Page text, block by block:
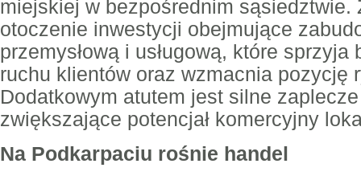
miejskiej w bezpośrednim sąsiedztwie.
otoczenie inwestycji obejmujące
przemysłową i usługową, które
ruchu klientów oraz wzmacnia pozycję
Dodatkowym atutem jest silne
zwiększające potencjał komercyjny
Na Podkarpaciu rośnie handel